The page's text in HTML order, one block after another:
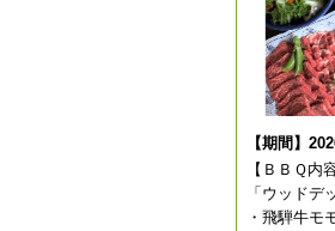
【期間】
【ＢＢＱ内
「ウッドデ
・飛騨牛モ